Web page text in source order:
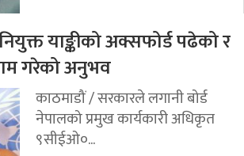
याङ्कीको अक्सफोर्ड पढेको र
गरेको अनुभव
काठमाडौं / सरकारले लगानी बोर्ड
नेपालको प्रमुख कार्यकारी अधिकृत
९सीईओ०...